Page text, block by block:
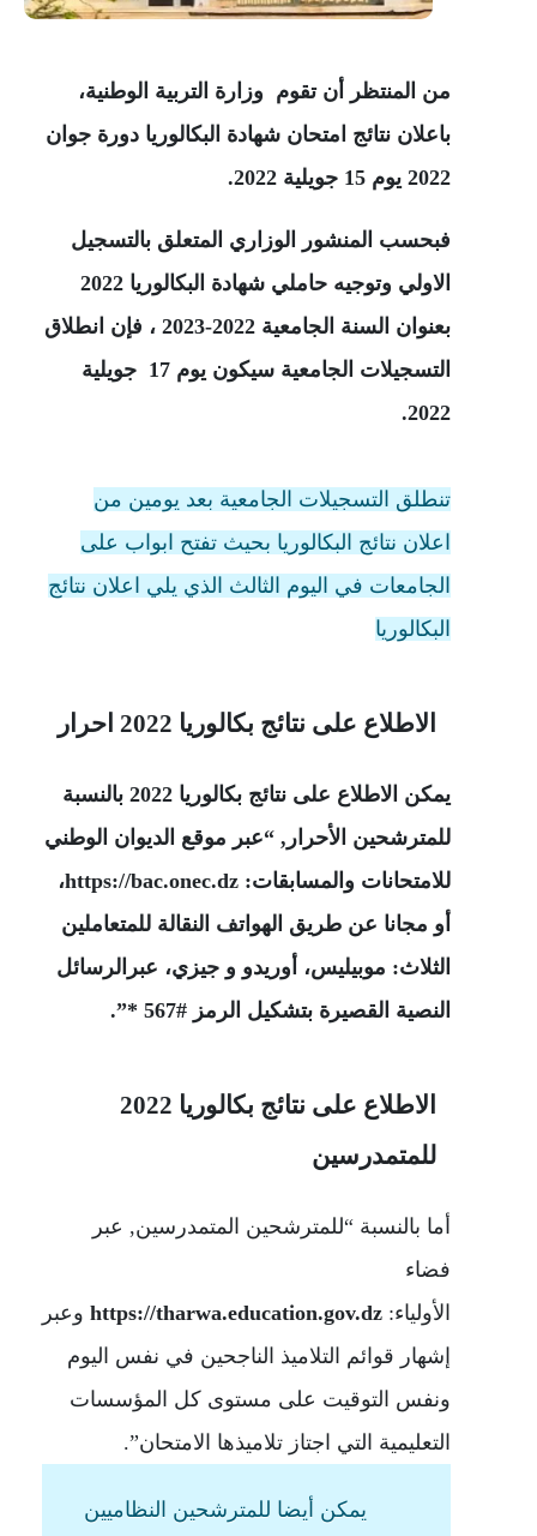
من المنتظر أن تقوم وزارة التربية الوطنية،
باعلان نتائج امتحان شهادة البكالوريا دورة جوان
2022 يوم 15 جويلية 2022.
فبحسب المنشور الوزاري المتعلق بالتسجيل
الاولي وتوجيه حاملي شهادة البكالوريا 2022
بعنوان السنة الجامعية 2022-2023
، فإن انطلاق
التسجيلات الجامعية سيكون يوم 17 جويلية
2022.
تنطلق التسجيلات الجامعية بعد يومين من
اعلان نتائج البكالوريا بحيث تفتح ابواب على
الجامعات في اليوم الثالث الذي يلي اعلان نتائج
البكالوريا
الاطلاع على نتائج بكالوريا 2022 احرار
يمكن الاطلاع على نتائج بكالوريا 2022 بالنسبة
للمترشحين الأحرار, “عبر موقع الديوان الوطني
للامتحانات والمسابقات:
https://bac.onec.dz،
أو مجانا عن طريق الهواتف النقالة للمتعاملين
الثلاث: موبيليس، أوريدو و جيزي، عبرالرسائل
النصية القصيرة بتشكيل الرمز #567
*”.
الاطلاع على نتائج بكالوريا 2022
للمتمدرسين
أما بالنسبة “للمترشحين المتمدرسين, عبر
فضاء
الأولياء: https://tharwa.education.gov.dz وعبر
إشهار قوائم التلاميذ الناجحين في نفس اليوم
ونفس التوقيت على مستوى كل المؤسسات
التعليمية التي اجتاز تلاميذها الامتحان”.
يمكن أيضا للمترشحين النظاميين